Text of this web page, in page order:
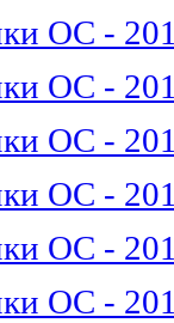
ОС -
ОС -
ОС -
ОС -
ОС -
ОС -